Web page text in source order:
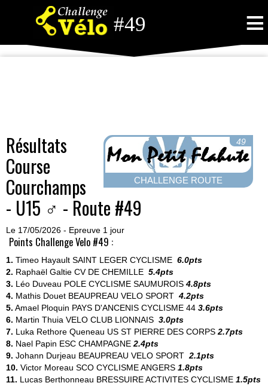
#49 ≡
49
CHALLENGE ROUTE
Résultats
Course
Courchamps
- U15 ♂ - Route #49
Le 17/05/2026 - Epreuve 1 jour
Points Challenge Velo #49 :
1. Timeo Hayault SAINT LEGER CYCLISME 6.0pts
2. Raphaël Galtie CV DE CHEMILLE 5.4pts
3. Léo Duveau POLE CYCLISME SAUMUROIS 4.8pts
4. Mathis Douet BEAUPREAU VELO SPORT 4.2pts
5. Amael Ploquin PAYS D'ANCENIS CYCLISME 44 3.6pts
6. Martin Thuia VELO CLUB LIONNAIS 3.0pts
7. Luka Rethore Queneau US ST PIERRE DES CORPS 2.7pts
8. Nael Papin ESC CHAMPAGNE 2.4pts
9. Johann Durjeau BEAUPREAU VELO SPORT 2.1pts
10. Victor Moreau SCO CYCLISME ANGERS 1.8pts
11. Lucas Berthonneau BRESSUIRE ACTIVITES CYCLISME 1.5pts